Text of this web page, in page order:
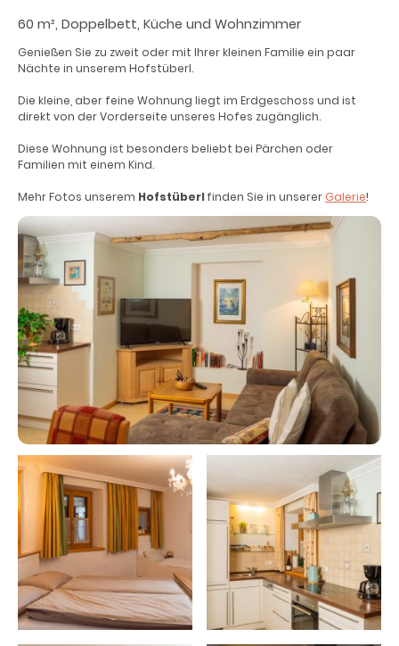
60 m², Doppelbett, Küche und Wohnzimmer
Genießen Sie zu zweit oder mit Ihrer kleinen Familie ein paar
Nächte in unserem Hofstüberl.
Die kleine, aber feine Wohnung liegt im Erdgeschoss und ist
direkt von der Vorderseite unseres Hofes zugänglich.
Diese Wohnung ist besonders beliebt bei Pärchen oder
Familien mit einem Kind.
Mehr Fotos unserem Hofstüberl finden Sie in unserer Galerie!